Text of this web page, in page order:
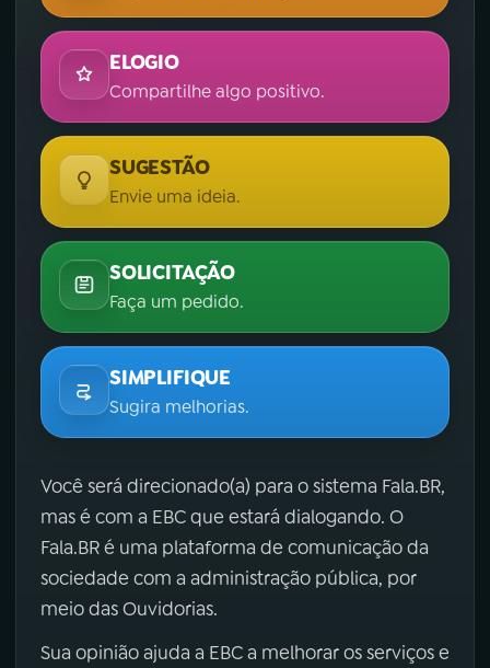
ELOGIO
Compartilhe algo positivo.
SUGESTÃO
Envie uma ideia.
SOLICITAÇÃO
Faça um pedido.
SIMPLIFIQUE
Sugira melhorias.
Você será direcionado(a) para o sistema Fala.BR,
mas é com a EBC que estará dialogando. O
Fala.BR é uma plataforma de comunicação da
sociedade com a administração pública, por
meio das Ouvidorias.
Sua opinião ajuda a EBC a melhorar os serviços e